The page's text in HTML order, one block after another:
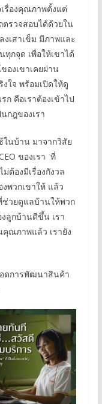
รื่องคุณภาพตั้งแต่
รวจสอบได้ด้วยใน
งเสาเข็ม มีภาพและ
กจุด เพื่อให้เขาได้
องเขาเคยผ่าน
ใจ พร้อมเปิดให้ดู
ก คือเราต้องเข้าไป
กฎของเรา
ในบ้าน มาจากวิสัย
ของเรา ที่
ต้องมีเรื่องกังวล
พวกเขาให้ แล้ว
ช่วยดูแลบ้านให้พวก
ลูกบ้านดีขึ้น เรา
คุณภาพแล้ว เรายัง
ดการพัฒนาสินค้า